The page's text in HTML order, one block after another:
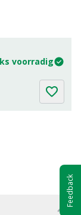
voorradig
Feedback